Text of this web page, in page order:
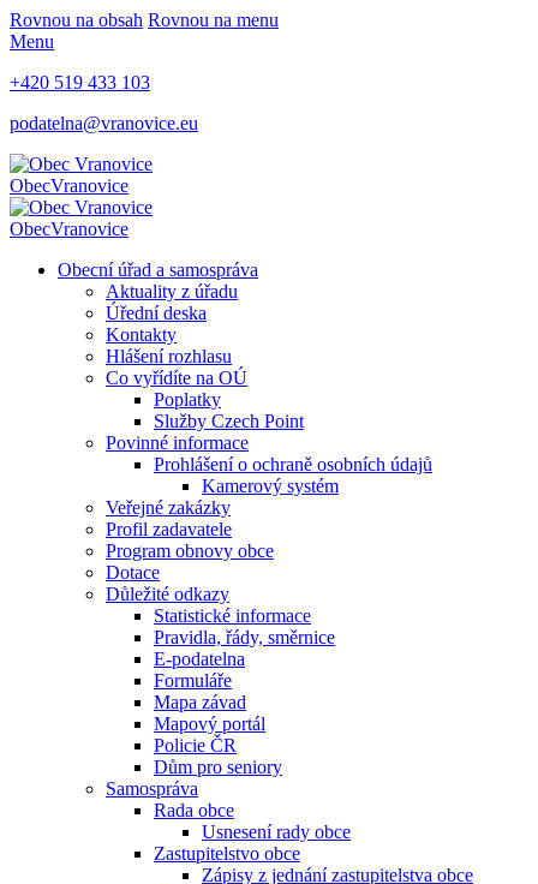
Rovnou na obsah Rovnou na menu
Menu
+420 519 433 103
podatelna@vranovice.eu
ObecVranovice
ObecVranovice
Obecní úřad a samospráva
Aktuality z úřadu
Úřední deska
Kontakty
Hlášení rozhlasu
Co vyřídíte na OÚ
Poplatky
Služby Czech Point
Povinné informace
Prohlášení o ochraně osobních údajů
Kamerový systém
Veřejné zakázky
Profil zadavatele
Program obnovy obce
Dotace
Důležité odkazy
Statistické informace
Pravidla, řády, směrnice
E-podatelna
Formuláře
Mapa závad
Mapový portál
Policie ČR
Dům pro seniory
Samospráva
Rada obce
Usnesení rady obce
Zastupitelstvo obce
Zápisy z jednání zastupitelstva obce